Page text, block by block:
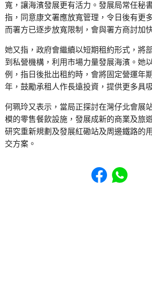
寬，讓海濱發展更有活力。發展局常任秘
指，同意康文署應放寬管理，令日後有更
而署方已逐步放寬限制，會與署方商討加
她又指，政府會繼續以短期租約形式，將
到私營機構，利用市場力量發展海濱。她
例，指日後批出租約時，會將固定營運年
年，鼓勵承租人作長遠投資，提供更多具
何珮玲又表示，當局正探討在灣仔北會展
模的零售餐飲設施，發展成新的商業及旅
研究重新規劃及發展紅磡站及周邊鐵路的
交方案。
Share toShare to